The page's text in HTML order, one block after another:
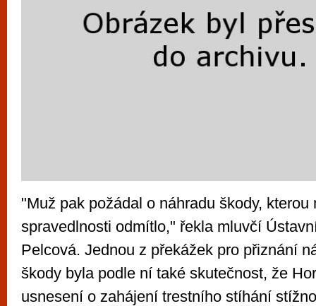
"Muž pak požádal o náhradu škody, kterou
spravedlnosti odmítlo," řekla mluvčí
Pelcová. Jednou z překážek pro přiznání
škody byla podle ní také skutečnost, že
usnesení o zahájení trestního stíhání